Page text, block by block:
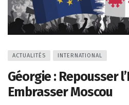
ACTUALITÉS INTERNATIONAL
Géorgie : Repousser
Embrasser Moscou